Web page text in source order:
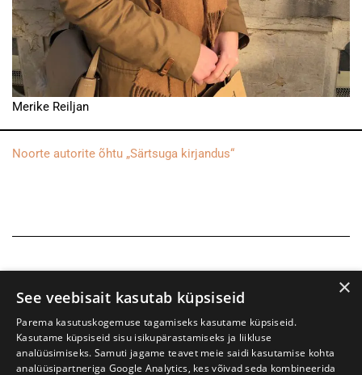
Merike Reiljan
Noorte autorite õhtu „Särtsuga kirjandus“
×
See veebisait kasutab küpsiseid
Parema kasutuskogemuse tagamiseks kasutame küpsiseid.
Kasutame küpsiseid sisu isikupärastamiseks ja liikluse
analüüsimiseks. Samuti jagame teavet meie saidi kasutamise kohta
analüüsipartneriga Google Analytics, kes võivad seda kombineerida